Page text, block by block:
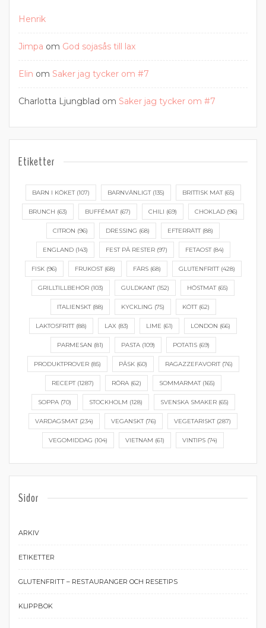
Henrik
Jimpa om God sojasås till lax
Elin om Saker jag tycker om #7
Charlotta Ljungblad om Saker jag tycker om #7
Etiketter
BARN I KÖKET(107) BARNVÄNLIGT(135) BRITTISK MAT(65)
BRUNCH (63) BUFFÉMAT(67) CHILI (69) CHOKLAD (96)
CITRON (96) DRESSING (68) EFTERRÄTT(88)
ENGLAND(143) FEST PÅ RESTER(97) FETAOST(84)
FISK(96) FRUKOST(68) FÄRS(68) GLUTENFRITT(428)
GRILLTILLBEHÖR (103) GULDKANT(152) HÖSTMAT(65)
ITALIENSKT(88) KYCKLING (75) KÖTT(62)
LAKTOSFRITT(88) LAX (83) LIME (61) LONDON (66)
PARMESAN (81) PASTA(109) POTATIS(69)
PRODUKTPROVER(85) PÅSK(60) RAGAZZEFAVORIT(76)
RECEPT(1287) RÖRA(62) SOMMARMAT(165)
SOPPA(70) STOCKHOLM (128) SVENSKA SMAKER(65)
VARDAGSMAT(234) VEGANSKT(76) VEGETARISKT(287)
VEGOMIDDAG (104) VIETNAM (61) VINTIPS (74)
Sidor
ARKIV
ETIKETTER
GLUTENFRITT – RESTAURANGER OCH RESETIPS
KLIPPBOK